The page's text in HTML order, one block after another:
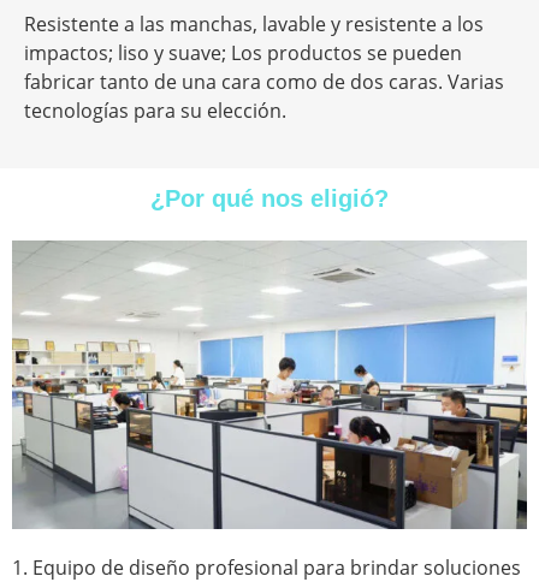
Resistente a las manchas, lavable y resistente a los
impactos; liso y suave; Los productos se pueden
fabricar tanto de una cara como de dos caras. Varias
tecnologías para su elección.
¿Por qué nos eligió?
1. Equipo de diseño profesional para brindar soluciones